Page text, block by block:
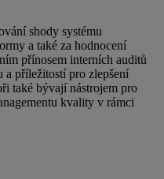
shody systému
a také za hodnocení
přínosem interních auditů
příležitostí pro zlepšení
také bývají nástrojem pro
kvality v rámci